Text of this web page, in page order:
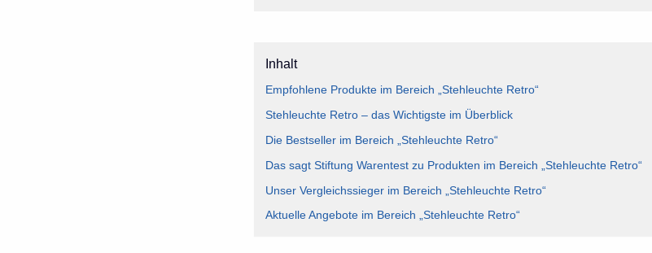
Inhalt
Empfohlene Produkte im Bereich „Stehleuchte Retro“
Stehleuchte Retro – das Wichtigste im Überblick
Die Bestseller im Bereich „Stehleuchte Retro“
Das sagt Stiftung Warentest zu Produkten im Bereich „Stehleuchte Retro“
Unser Vergleichssieger im Bereich „Stehleuchte Retro“
Aktuelle Angebote im Bereich „Stehleuchte Retro“